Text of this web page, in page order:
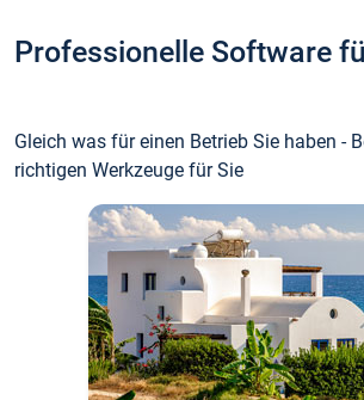
Professionelle Software
Gleich was für einen Betrieb Sie haben -
richtigen Werkzeuge für Sie